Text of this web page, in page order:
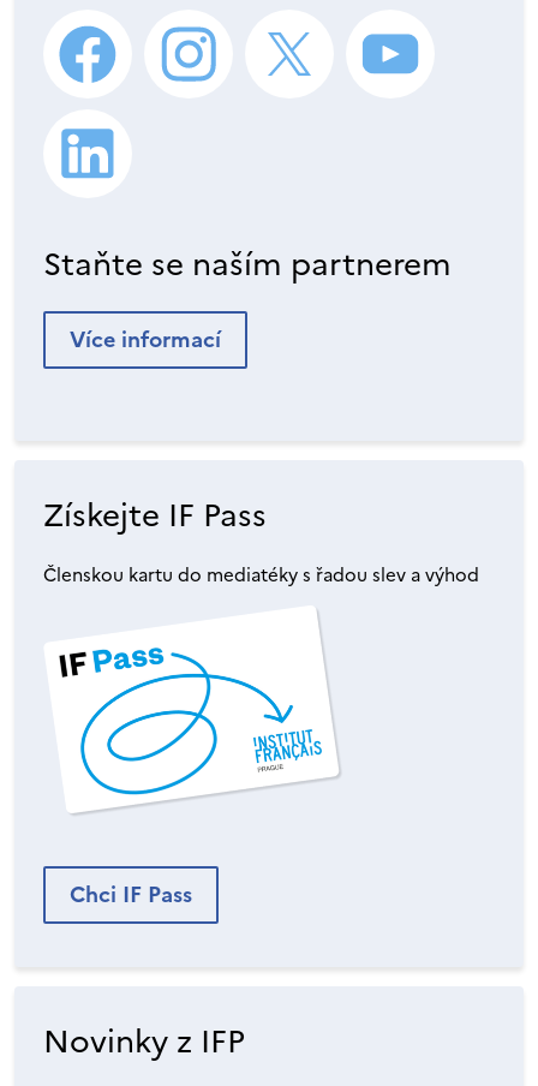
Staňte se naším partnerem
Více informací
Získejte IF Pass
Členskou kartu do mediatéky s řadou slev a výhod
Chci IF Pass
Novinky z IFP